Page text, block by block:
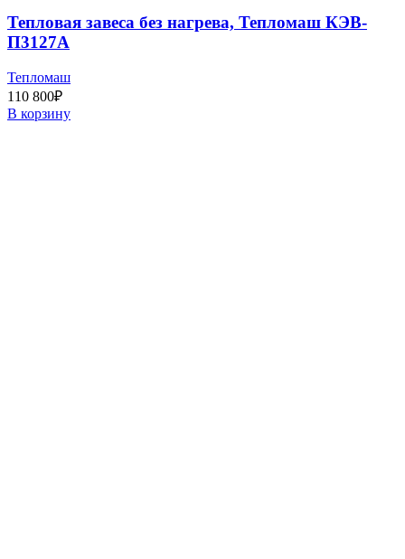
Тепловая завеса без нагрева, Тепломаш КЭВ-
П3127A
Тепломаш
110 800₽
В корзину